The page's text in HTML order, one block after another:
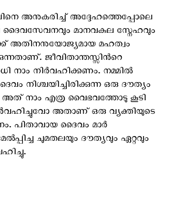
അനുകരിച്ച് അദ്ദേഹത്തെപ്പോലെ
ദൈവസേവനവും മാനവകുല സ്നേഹവും
അതിനനുയോജ്യമായ മഹത്വം
ജീവിതാന്തസ്സിന്‍റെ
നാം നിര്‍വഹിക്കണം. നമ്മില്‍
നിശ്ചയിച്ചിരിക്കുന്ന ഒരു ദൗത്യം
അത് നാം എത്ര വൈഭവത്തോടു കൂടി
അതാണ്‌ ഒരു വ്യക്തിയുടെ
പിതാവായ ദൈവം മാര്‍
ചുമതലയും ദൗത്യവും ഏറ്റവും